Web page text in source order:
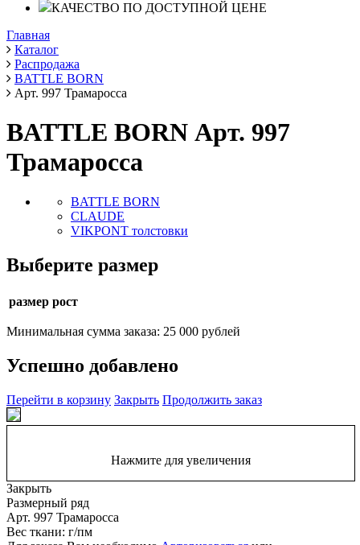
КАЧЕСТВО ПО ДОСТУПНОЙ ЦЕНЕ
Главная
Каталог
Распродажа
BATTLE BORN
Арт. 997 Трамаросса
BATTLE BORN Арт. 997
Трамаросса
BATTLE BORN
CLAUDE
VIKPONT толстовки
Выберите размер
размер рост
Минимальная сумма заказа: 25 000 рублей
Успешно добавлено
Перейти в корзину Закрыть Продолжить заказ
Нажмите для увеличения
Закрыть
Размерный ряд
Арт. 997 Трамаросса
Вес ткани: г/пм